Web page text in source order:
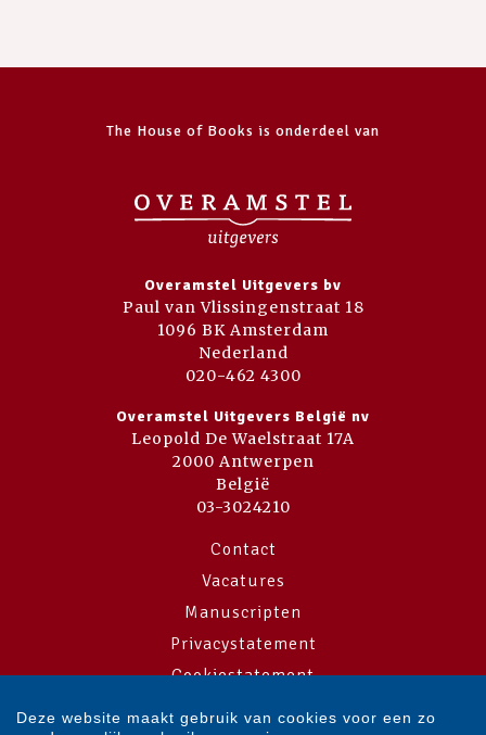
The House of Books is onderdeel van
Overamstel Uitgevers bv
Paul van Vlissingenstraat 18
1096 BK Amsterdam
Nederland
020-462 4300
Overamstel Uitgevers België nv
Leopold De Waelstraat 17A
2000 Antwerpen
België
03-3024210
Contact
Vacatures
Manuscripten
Privacystatement
Cookiestatement
Cookie-instellingen
Deze website maakt gebruik van cookies voor een zo